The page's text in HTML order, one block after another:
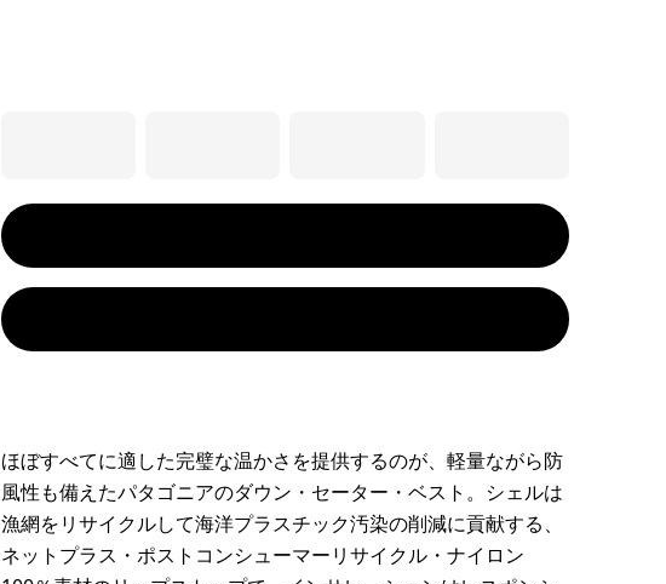
ほぼすべてに適した完璧な温かさを提供するのが、軽量ながら防
風性も備えたパタゴニアのダウン・セーター・ベスト。シェルは
漁網をリサイクルして海洋プラスチック汚染の削減に貢献する、
ネットプラス・ポストコンシューマーリサイクル・ナイロン